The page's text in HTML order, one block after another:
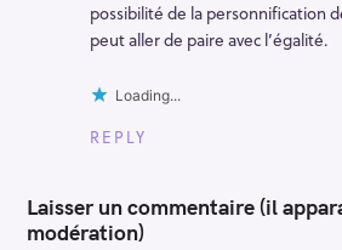
possibilité de la personnification
peut aller de paire avec l’égalité.
Loading...
REPLY
Laisser un commentaire (il
modération)